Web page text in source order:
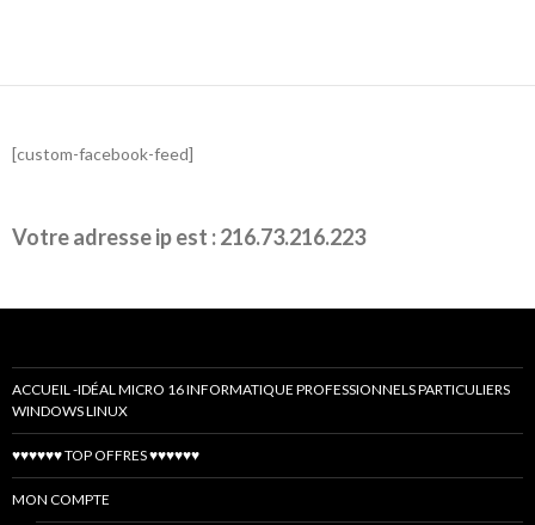
[custom-facebook-feed]
Votre adresse ip est : 216.73.216.223
ACCUEIL -IDÉAL MICRO 16 INFORMATIQUE PROFESSIONNELS PARTICULIERS
WINDOWS LINUX
♥♥♥♥♥♥ TOP OFFRES ♥♥♥♥♥♥
MON COMPTE